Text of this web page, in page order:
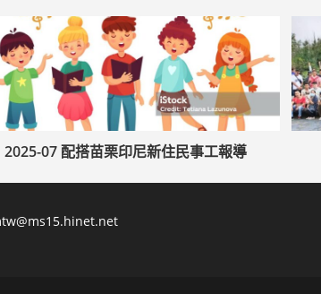
2025-07 配搭苗栗印尼新住民事工報導